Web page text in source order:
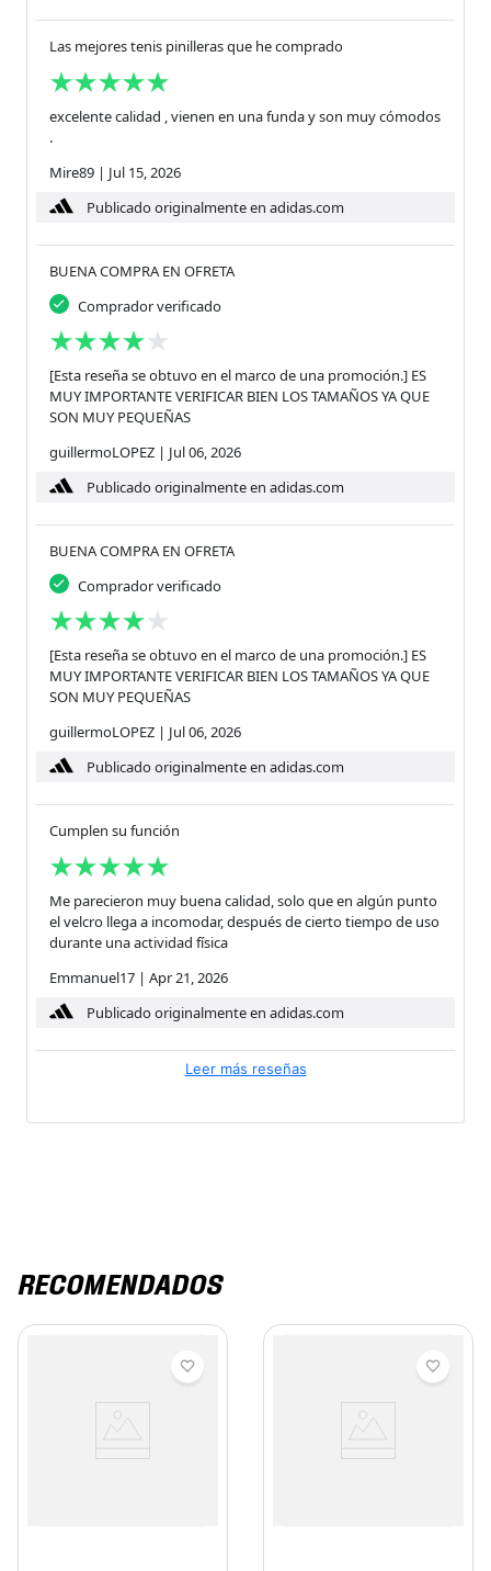
Las mejores tenis pinilleras que he comprado
excelente calidad , vienen en una funda y son muy cómodos
.
Mire89 | Jul 15, 2026
Publicado originalmente en adidas.com
BUENA COMPRA EN OFRETA
Comprador verificado
[Esta reseña se obtuvo en el marco de una promoción.] ES
MUY IMPORTANTE VERIFICAR BIEN LOS TAMAÑOS YA QUE
SON MUY PEQUEÑAS
guillermoLOPEZ | Jul 06, 2026
Publicado originalmente en adidas.com
BUENA COMPRA EN OFRETA
Comprador verificado
[Esta reseña se obtuvo en el marco de una promoción.] ES
MUY IMPORTANTE VERIFICAR BIEN LOS TAMAÑOS YA QUE
SON MUY PEQUEÑAS
guillermoLOPEZ | Jul 06, 2026
Publicado originalmente en adidas.com
Cumplen su función
Me parecieron muy buena calidad, solo que en algún punto
el velcro llega a incomodar, después de cierto tiempo de uso
durante una actividad física
Emmanuel17 | Apr 21, 2026
Publicado originalmente en adidas.com
Leer más reseñas
RECOMENDADOS